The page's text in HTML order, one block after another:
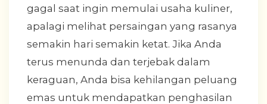
gagal saat ingin memulai usaha kuliner,
apalagi melihat persaingan yang rasanya
semakin hari semakin ketat. Jika Anda
terus menunda dan terjebak dalam
keraguan, Anda bisa kehilangan peluang
emas untuk mendapatkan penghasilan